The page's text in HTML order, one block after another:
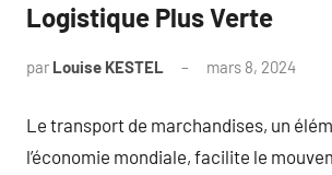
Logistique Plus Verte
par Louise KESTEL mars 8, 2024
Le transport de marchandises, un
l’économie mondiale, facilite le